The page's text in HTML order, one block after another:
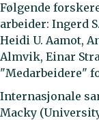
Følgende
arbeider: Ingerd
Heidi U. Aamot,
Almvik, Einar
"Medarbeidere"
Internasjonale
Macky